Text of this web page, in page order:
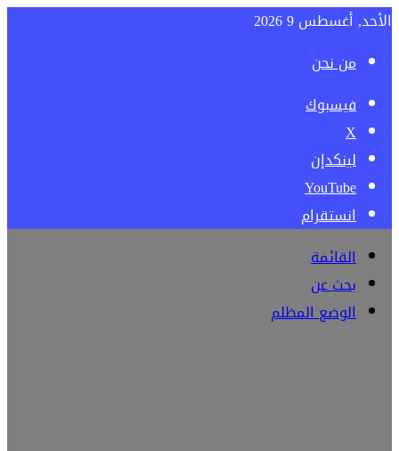
الأحد, أغسطس 9 2026
من نحن
فيسبوك
‫X
لينكدإن
‫YouTube
انستقرام
القائمة
بحث عن
الوضع المظلم